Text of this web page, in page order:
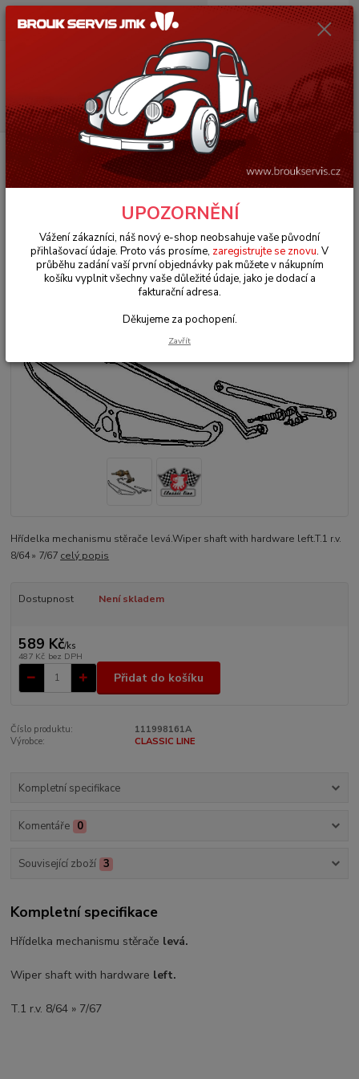
Menu
Hledat
(Po-Pá, 9-18 hod.)
0ks
za0 Kč
Úvod VW Brouk Typ 1 (1938 » 03) Exteriér (Exterior)
Stěrače & díly
(Wiper arms)
Hřídelka mechanismu stěrače/L - Typ 1 (1964 » 67)
Hřídelka mechanismu stěrače/L -
Typ 1 (1964 » 67)
Hřídelka mechanismu stěrače levá.Wiper shaft with hardware left.T.1 r.v.
8/64 » 7/67 celý popis
Dostupnost Není skladem
589 Kč/ks
487 Kč bez DPH
Přidat do košíku
Číslo produktu:
111998161A
Výrobce:
CLASSIC LINE
Kompletní specifikace
Komentáře 0
Související zboží 3
Kompletní specifikace
Hřídelka mechanismu stěrače levá.
Wiper shaft with hardware left.
T.1 r.v. 8/64 » 7/67
UPOZORNĚNÍ
Vážení zákazníci, náš nový e-shop neobsahuje vaše původní
přihlašovací údaje. Proto vás prosíme, zaregistrujte se znovu. V
průběhu zadání vaší první objednávky pak můžete v nákupním
košíku vyplnit všechny vaše důležité údaje, jako je dodací a
fakturační adresa.
Děkujeme za pochopení.
Zavřít